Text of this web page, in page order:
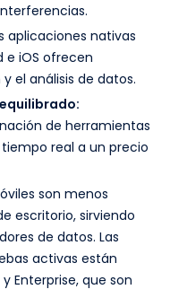
aplicaciones nativas
e iOS ofrecen
el análisis de datos.
de herramientas
real a un precio
son menos
escritorio, sirviendo
de datos. Las
activas están
Enterprise, que son